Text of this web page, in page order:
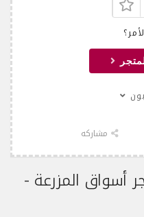
مشاركه
أسواق المزرعة -